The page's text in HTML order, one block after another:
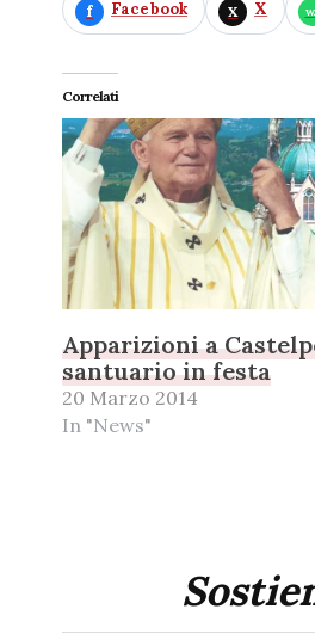
Facebook X
Correlati
Apparizioni a
santuario in festa
20 Marzo 2014
In "News"